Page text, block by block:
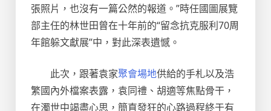
張照片，也沒有一篇公然的報道。”時任國圖展覽
部主任的林世田曾在十年前的“留念抗克服利70周
年館躲文獻展”中，對此深表遺憾。
此次，跟著袁家聚會場地供給的手札以及浩
繁國內外檔案表露，袁同禮、胡適等焦點骨干，
在濁世中竭盡心思，簡直發狂的心路過程終于有